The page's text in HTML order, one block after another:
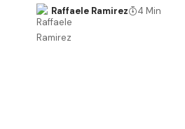
Raffaele Ramirez 4 Min